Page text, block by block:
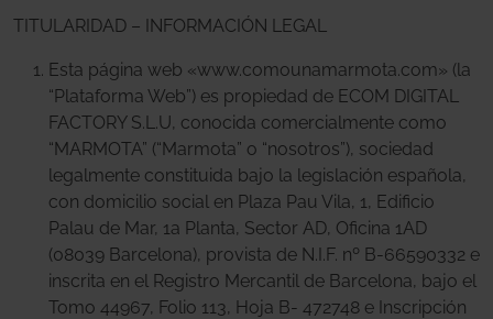
TITULARIDAD – INFORMACIÓN LEGAL
Esta página web «www.comounamarmota.com» (la
“Plataforma Web”) es propiedad de ECOM DIGITAL
FACTORY S.L.U, conocida comercialmente como
“MARMOTA” (“Marmota” o “nosotros”), sociedad
legalmente constituida bajo la legislación española,
con domicilio social en Plaza Pau Vila, 1, Edificio
Palau de Mar, 1a Planta, Sector AD, Oficina 1AD
(08039 Barcelona), provista de N.I.F. nº B-66590332 e
inscrita en el Registro Mercantil de Barcelona, bajo el
Tomo 44967, Folio 113, Hoja B- 472748 e Inscripción